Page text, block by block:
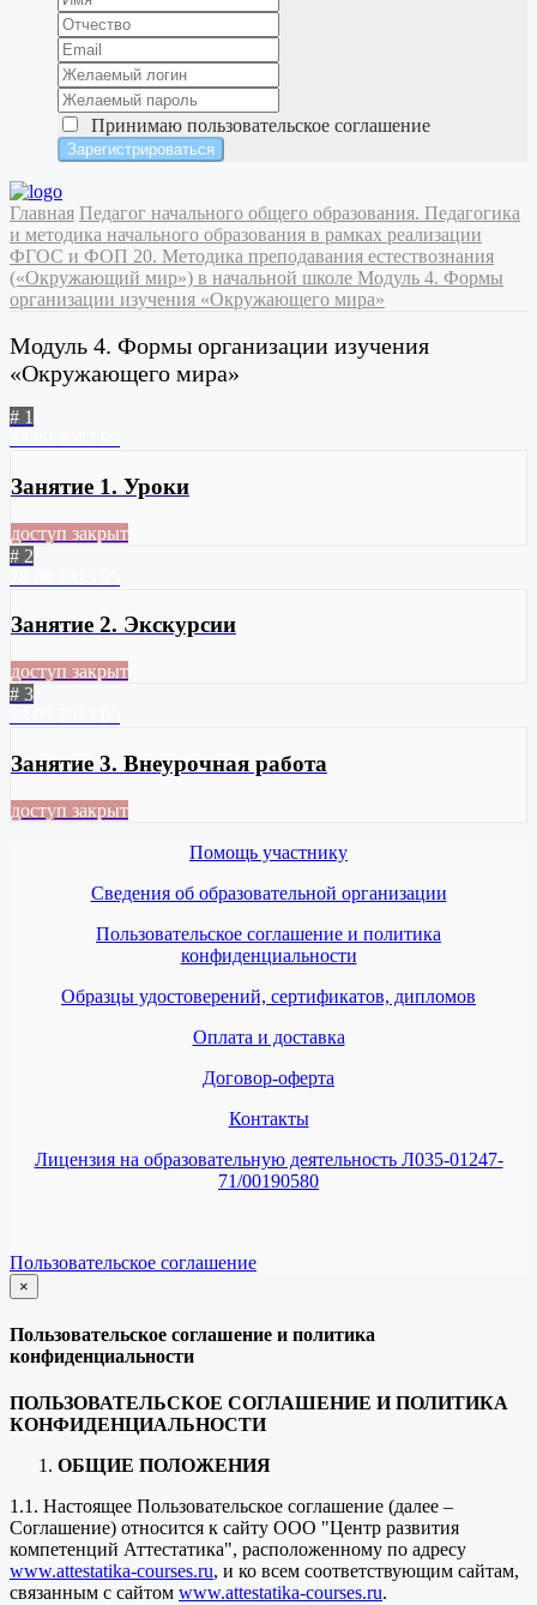
Принимаю пользовательское соглашение
Главная Педагог начального общего образования. Педагогика
и методика начального образования в рамках реализации
ФГОС и ФОП 20. Методика преподавания естествознания
(«Окружающий мир») в начальной школе Модуль 4. Формы
организации изучения «Окружающего мира»
Модуль 4. Формы организации изучения
«Окружающего мира»
# 1
Занятие 1. Уроки
доступ закрыт
# 2
Занятие 2. Экскурсии
доступ закрыт
# 3
Занятие 3. Внеурочная работа
доступ закрыт
Помощь участнику
Сведения об образовательной организации
Пользовательское соглашение и политика
конфиденциальности
Образцы удостоверений, сертификатов, дипломов
Оплата и доставка
Договор-оферта
Контакты
Лицензия на образовательную деятельность Л035-01247-
71/00190580
Пользовательское соглашение
×
закрыть
Пользовательское соглашение и политика
конфиденциальности
ПОЛЬЗОВАТЕЛЬСКОЕ СОГЛАШЕНИЕ И ПОЛИТИКА
КОНФИДЕНЦИАЛЬНОСТИ
ОБЩИЕ ПОЛОЖЕНИЯ
1.1. Настоящее Пользовательское соглашение (далее –
Соглашение) относится к сайту ООО "Центр развития
компетенций Аттестатика", расположенному по адресу
www.attestatika-courses.ru, и ко всем соответствующим сайтам,
связанным с сайтом www.attestatika-courses.ru.